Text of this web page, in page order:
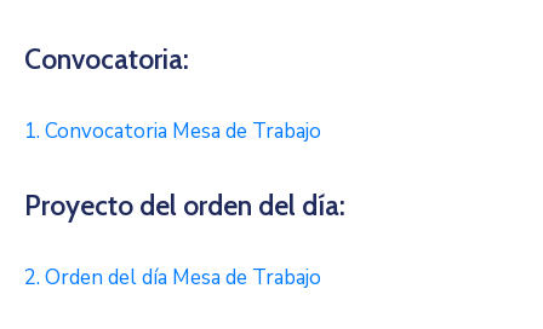
Convocatoria:
1. Convocatoria Mesa de Trabajo
Proyecto del orden del día:
2. Orden del día Mesa de Trabajo